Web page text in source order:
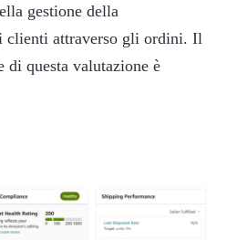
gestione della
clienti attraverso gli ordini. Il
di questa valutazione è